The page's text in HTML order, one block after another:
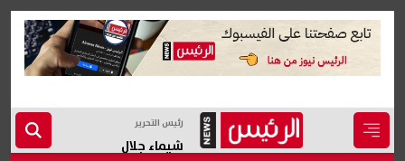
رئيس التحرير
شيماء جلال